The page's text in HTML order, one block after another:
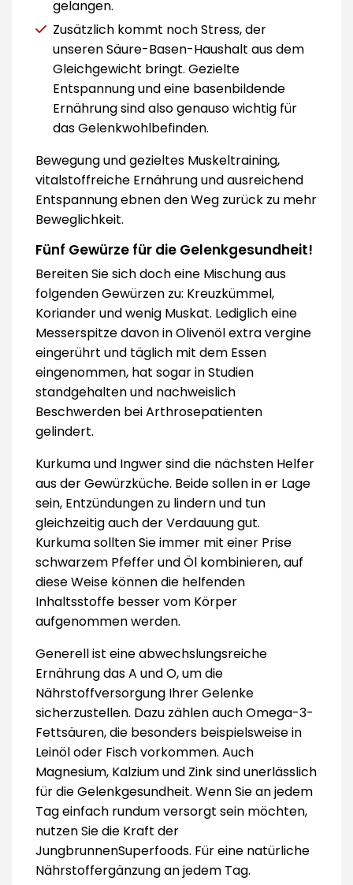
gelangen.
Zusätzlich kommt noch Stress, der
unseren Säure-Basen-Haushalt aus dem
Gleichgewicht bringt. Gezielte
Entspannung und eine basenbildende
Ernährung sind also genauso wichtig für
das Gelenkwohlbefinden.
Bewegung und gezieltes Muskeltraining,
vitalstoffreiche Ernährung und ausreichend
Entspannung ebnen den Weg zurück zu mehr
Beweglichkeit.
Fünf Gewürze für die Gelenkgesundheit!
Bereiten Sie sich doch eine Mischung aus
folgenden Gewürzen zu: Kreuzkümmel,
Koriander und wenig Muskat. Lediglich eine
Messerspitze davon in Olivenöl extra vergine
eingerührt und täglich mit dem Essen
eingenommen, hat sogar in Studien
standgehalten und nachweislich
Beschwerden bei Arthrosepatienten
gelindert.
Kurkuma und Ingwer sind die nächsten Helfer
aus der Gewürzküche. Beide sollen in er Lage
sein, Entzündungen zu lindern und tun
gleichzeitig auch der Verdauung gut.
Kurkuma sollten Sie immer mit einer Prise
schwarzem Pfeffer und Öl kombinieren, auf
diese Weise können die helfenden
Inhaltsstoffe besser vom Körper
aufgenommen werden.
Generell ist eine abwechslungsreiche
Ernährung das A und O, um die
Nährstoffversorgung Ihrer Gelenke
sicherzustellen. Dazu zählen auch Omega-3-
Fettsäuren, die besonders beispielsweise in
Leinöl oder Fisch vorkommen. Auch
Magnesium, Kalzium und Zink sind unerlässlich
für die Gelenkgesundheit. Wenn Sie an jedem
Tag einfach rundum versorgt sein möchten,
nutzen Sie die Kraft der
JungbrunnenSuperfoods. Für eine natürliche
Nährstoffergänzung an jedem Tag.